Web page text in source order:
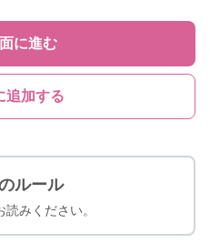
に進む
追加する
ルール
みください。